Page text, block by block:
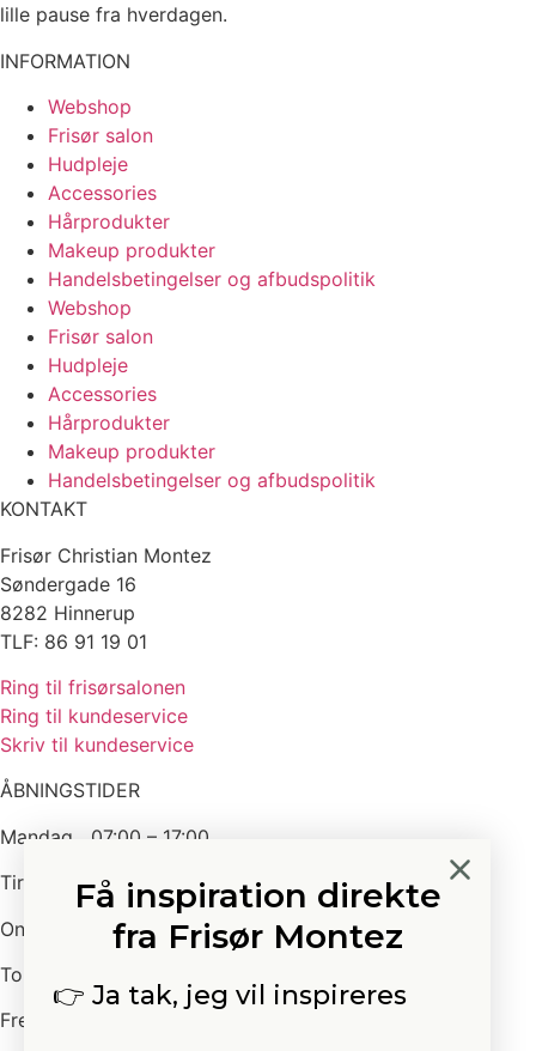
lille pause fra hverdagen.
INFORMATION
Webshop
Frisør salon
Hudpleje
Accessories
Hårprodukter
Makeup produkter
Handelsbetingelser og afbudspolitik
Webshop
Frisør salon
Hudpleje
Accessories
Hårprodukter
Makeup produkter
Handelsbetingelser og afbudspolitik
KONTAKT
Frisør Christian Montez
Søndergade 16
8282 Hinnerup
TLF: 86 91 19 01
Ring til frisørsalonen
Ring til kundeservice
Skriv til kundeservice
ÅBNINGSTIDER
Mandag 07:00 – 17:00
Tirsdag 10:00 – 19:00
Onsdag 07:00 – 17:30
Torsdag 10:00 – 20:00
Fredag 09:00 – 17:30
Få inspiration direkte
fra Frisør Montez
👉 Ja tak, jeg vil inspireres